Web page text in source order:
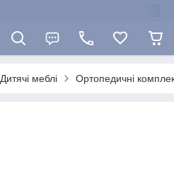
Дитячі меблі Ортопедичні